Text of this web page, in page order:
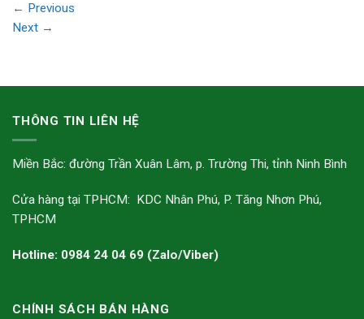
← Previous
Next →
THÔNG TIN LIÊN HỆ
Miền Bắc: đường Trần Xuân Lâm, p. Trường Thi, tỉnh Ninh Bình
Cửa hàng tại TPHCM: KDC Nhân Phú, P. Tăng Nhơn Phú,
TPHCM
Hotline: 0984 24 04 69 (Zalo/Viber)
CHÍNH SÁCH BÁN HÀNG